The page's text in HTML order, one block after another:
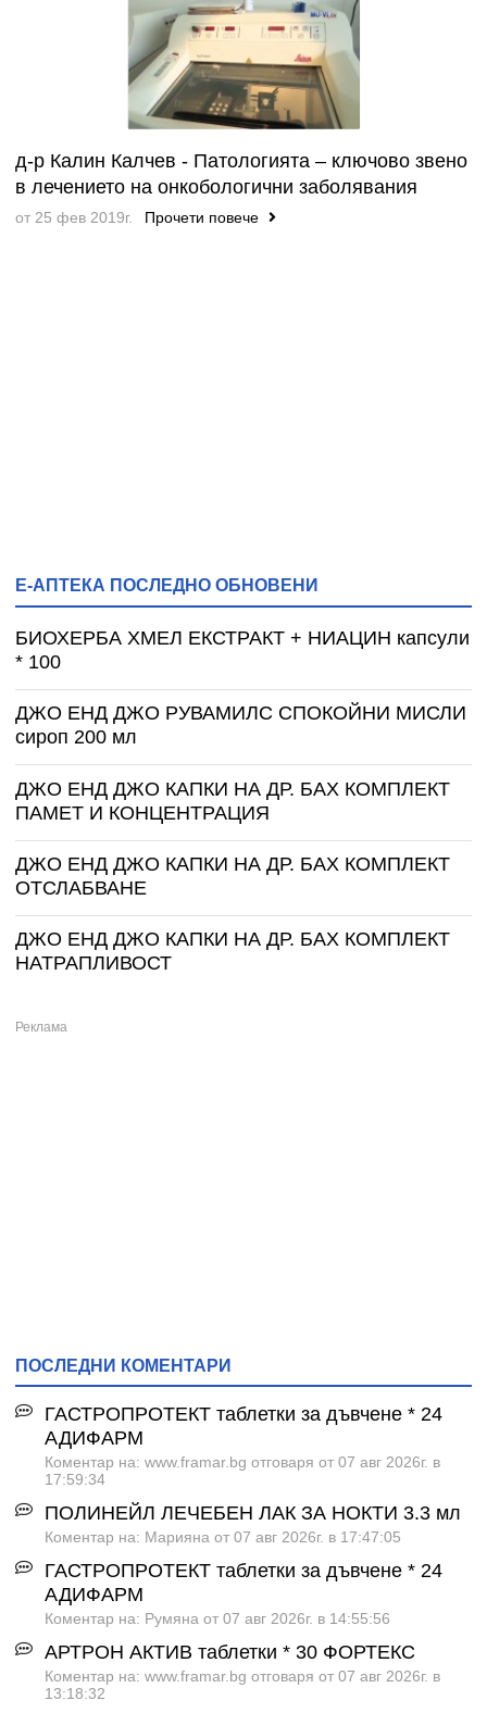
д-р Калин Калчев - Патологията – ключово звено
в лечението на онкобологични заболявания
от 25 фев 2019г. Прочети повече
Е-АПТЕКА ПОСЛЕДНО ОБНОВЕНИ
БИОХЕРБА ХМЕЛ ЕКСТРАКТ + НИАЦИН капсули
* 100
ДЖО ЕНД ДЖО РУВАМИЛС СПОКОЙНИ МИСЛИ
сироп 200 мл
ДЖО ЕНД ДЖО КАПКИ НА ДР. БАХ КОМПЛЕКТ
ПАМЕТ И КОНЦЕНТРАЦИЯ
ДЖО ЕНД ДЖО КАПКИ НА ДР. БАХ КОМПЛЕКТ
ОТСЛАБВАНЕ
ДЖО ЕНД ДЖО КАПКИ НА ДР. БАХ КОМПЛЕКТ
НАТРАПЛИВОСТ
ПОСЛЕДНИ КОМЕНТАРИ
ГАСТРОПРОТЕКТ таблетки за дъвчене * 24
АДИФАРМ
Коментар на: www.framar.bg отговаря от 07 авг 2026г. в
17:59:34
ПОЛИНЕЙЛ ЛЕЧЕБЕН ЛАК ЗА НОКТИ 3.3 мл
Коментар на: Марияна от 07 авг 2026г. в 17:47:05
ГАСТРОПРОТЕКТ таблетки за дъвчене * 24
АДИФАРМ
Коментар на: Румяна от 07 авг 2026г. в 14:55:56
АРТРОН АКТИВ таблетки * 30 ФОРТЕКС
Коментар на: www.framar.bg отговаря от 07 авг 2026г. в
13:18:32